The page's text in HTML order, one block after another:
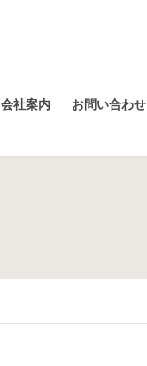
会社案内 お問い合わせ